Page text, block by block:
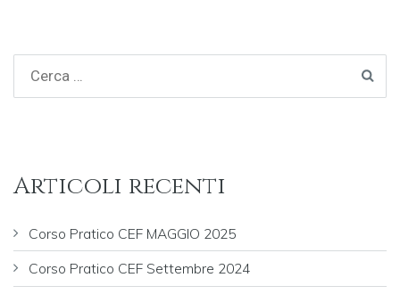
Articoli recenti
Corso Pratico CEF MAGGIO 2025
Corso Pratico CEF Settembre 2024